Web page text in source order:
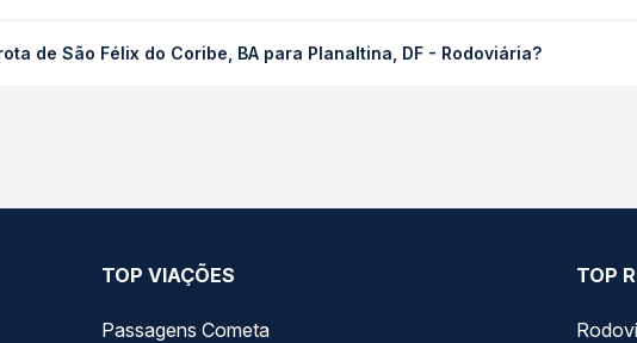
Na Quero Passagem você compara os preços de todas as viações em
de São Félix do Coribe, BA para Planaltina, DF - Rodoviária?
TOP VIAÇÕES
Passagens Cometa
TOP